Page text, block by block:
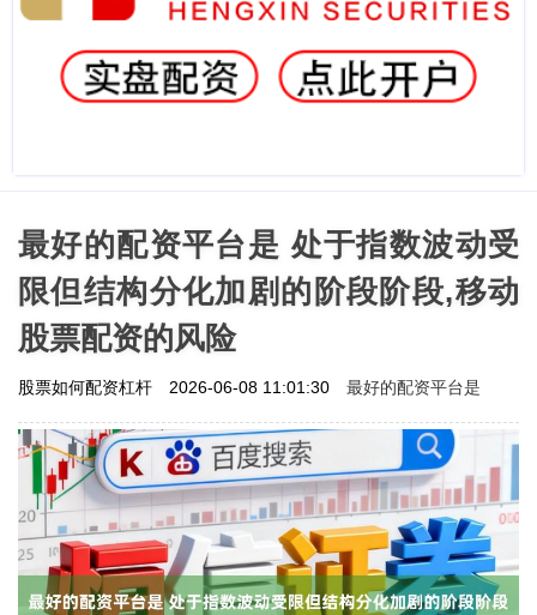
最好的配资平台是 处于指数波动受
限但结构分化加剧的阶段阶段,移动
股票配资的风险
股票如何配资杠杆 2026-06-08 11:01:30 最好的配资平台是